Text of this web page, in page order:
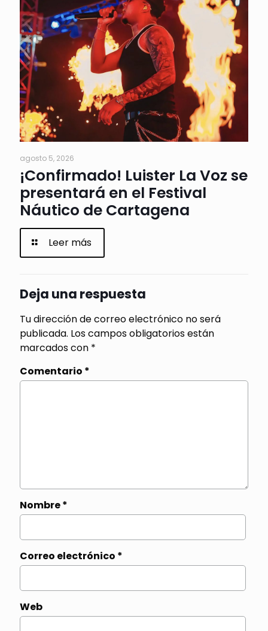
agosto 5, 2026
¡Confirmado! Luister La Voz se
presentará en el Festival
Náutico de Cartagena
Leer más
Deja una respuesta
Tu dirección de correo electrónico no será
publicada. Los campos obligatorios están
marcados con *
Comentario *
Nombre*
Correo electrónico *
Web